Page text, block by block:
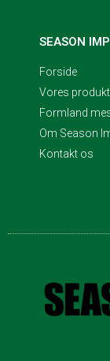
SEASON
Forside
Vores
Formland
Om Season
Kontakt os